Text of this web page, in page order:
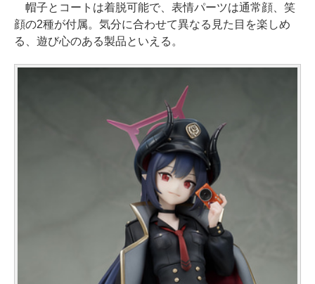
帽子とコートは着脱可能で、表情パーツは通常顔、笑
顔の2種が付属。気分に合わせて異なる見た目を楽しめ
る、遊び心のある製品といえる。